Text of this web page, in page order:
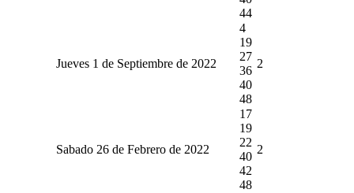
44
Jueves 1 de Septiembre de 2022
4
19
27
36
40
48
2
Sabado 26 de Febrero de 2022
17
19
22
40
42
48
2